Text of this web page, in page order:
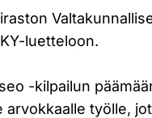
luetteloon.
-kilpailun
arvokkaalle työlle,